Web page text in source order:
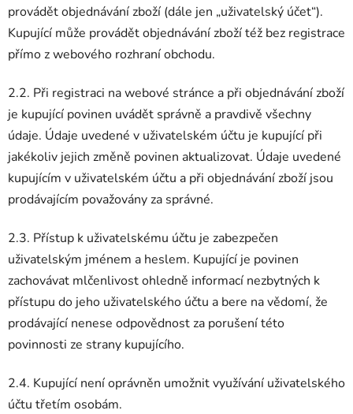
provádět objednávání zboží (dále jen „uživatelský účet“).
Kupující může provádět objednávání zboží též bez registrace
přímo z webového rozhraní obchodu.
2.2. Při registraci na webové stránce a při objednávání zboží
je kupující povinen uvádět správně a pravdivě všechny
údaje. Údaje uvedené v uživatelském účtu je kupující při
jakékoliv jejich změně povinen aktualizovat. Údaje uvedené
kupujícím v uživatelském účtu a při objednávání zboží jsou
prodávajícím považovány za správné.
2.3. Přístup k uživatelskému účtu je zabezpečen
uživatelským jménem a heslem. Kupující je povinen
zachovávat mlčenlivost ohledně informací nezbytných k
přístupu do jeho uživatelského účtu a bere na vědomí, že
prodávající nenese odpovědnost za porušení této
povinnosti ze strany kupujícího.
2.4. Kupující není oprávněn umožnit využívání uživatelského
účtu třetím osobám.